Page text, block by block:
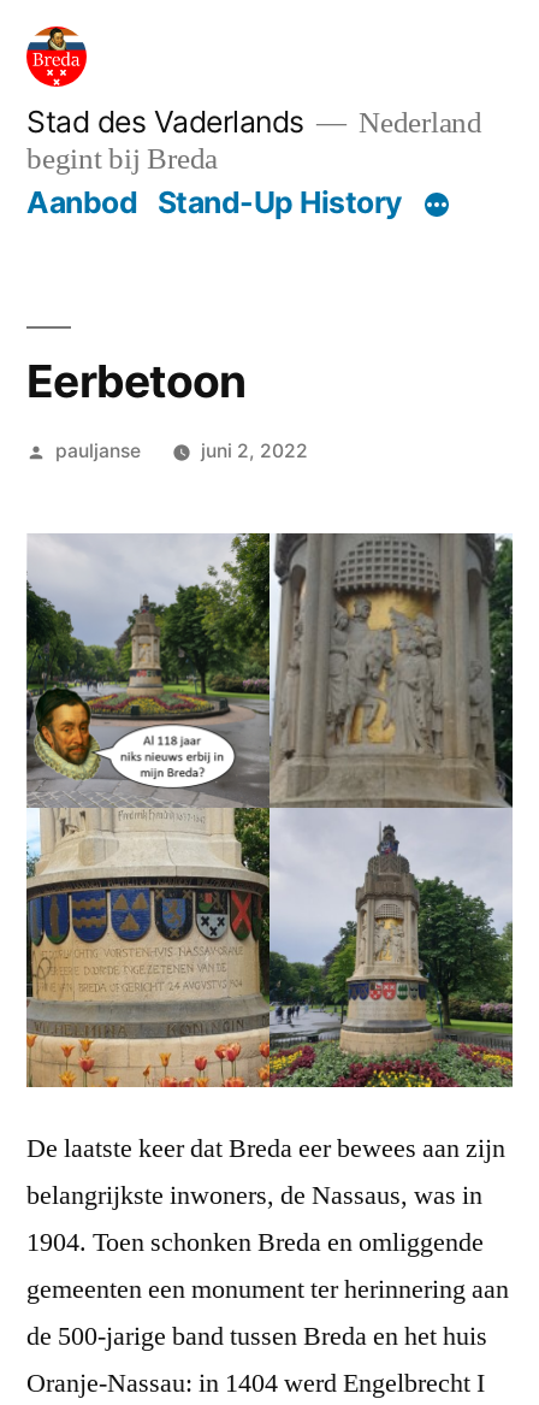
naar
inhoud
Stad des Vaderlands
Nederland
begint bij Breda
Aanbod Stand-Up History
Eerbetoon
Geplaatst
pauljanse juni 2, 2022
De laatste keer dat Breda eer bewees aan zijn
belangrijkste inwoners, de Nassaus, was in
1904. Toen schonken Breda en omliggende
gemeenten een monument ter herinnering aan
de 500-jarige band tussen Breda en het huis
Oranje-Nassau: in 1404 werd Engelbrecht I